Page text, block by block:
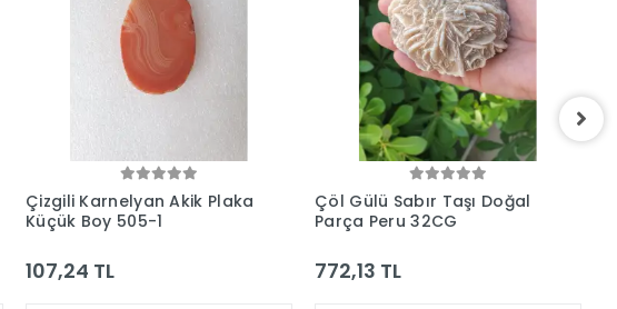
Çizgili Karnelyan Akik Plaka
Küçük Boy 505-1
107,24 TL
Çöl Gülü Sabır Taşı Doğal
Parça Peru 32CG
772,13 TL